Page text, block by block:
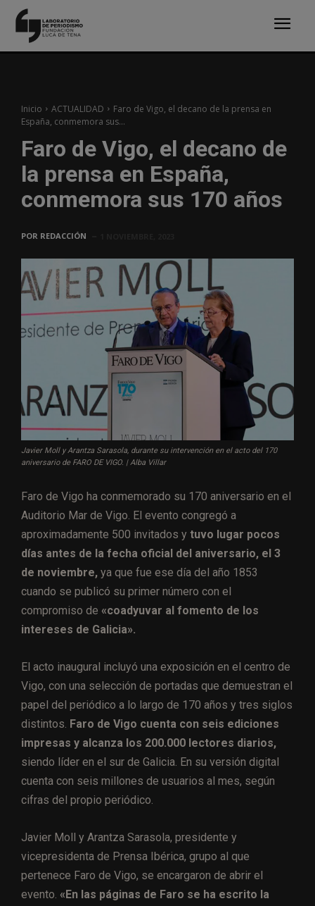
Inicio ACTUALIDAD
Faro de Vigo, el decano de la prensa en
España, conmemora sus...
Faro de Vigo, el decano de
la prensa en España,
conmemora sus 170 años
POR REDACCIÓN
Javier Moll y Arantza Sarasola, durante su intervención en el acto del 170
aniversario de FARO DE VIGO. | Alba Villar
Faro de Vigo ha conmemorado su 170 aniversario en el
Auditorio Mar de Vigo. El evento congregó a
aproximadamente 500 invitados y tuvo lugar pocos
días antes de la fecha oficial del aniversario, el 3
de noviembre, ya que fue ese día del año 1853
cuando se publicó su primer número con el
compromiso de «coadyuvar al fomento de los
intereses de Galicia».
El acto inaugural incluyó una exposición en el centro de
Vigo, con una selección de portadas que demuestran el
papel del periódico a lo largo de 170 años y tres siglos
distintos. Faro de Vigo cuenta con seis ediciones
impresas y alcanza los 200.000 lectores diarios,
siendo líder en el sur de Galicia. En su versión digital
cuenta con seis millones de usuarios al mes, según
cifras del propio periódico.
Javier Moll y Arantza Sarasola, presidente y
vicepresidenta de Prensa Ibérica, grupo al que
pertenece Faro de Vigo, se encargaron de abrir el
evento. «En las páginas de Faro se ha escrito la